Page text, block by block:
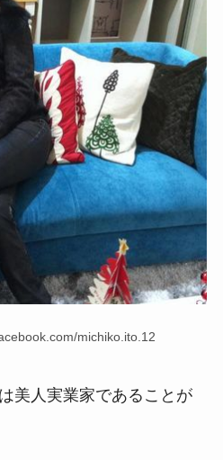
michiko.ito.12
美人実業家であることが